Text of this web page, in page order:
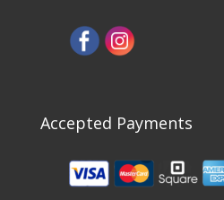
Accepted Payments